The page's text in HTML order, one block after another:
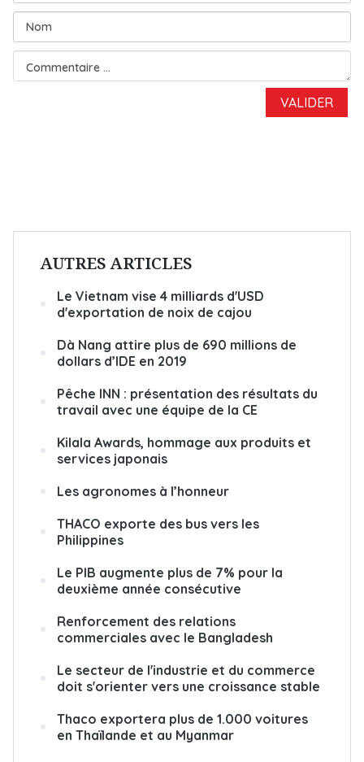
AUTRES ARTICLES
Le Vietnam vise 4 milliards d'USD
d'exportation de noix de cajou
Dà Nang attire plus de 690 millions de
dollars d’IDE en 2019
Pêche INN : présentation des résultats du
travail avec une équipe de la CE
Kilala Awards, hommage aux produits et
services japonais
Les agronomes à l’honneur
THACO exporte des bus vers les
Philippines
Le PIB augmente plus de 7% pour la
deuxième année consécutive
Renforcement des relations
commerciales avec le Bangladesh
Le secteur de l'industrie et du commerce
doit s'orienter vers une croissance stable
Thaco exportera plus de 1.000 voitures
en Thaïlande et au Myanmar